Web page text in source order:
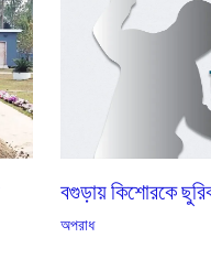
বগুড়ায় কিশোরকে
অপরাধ